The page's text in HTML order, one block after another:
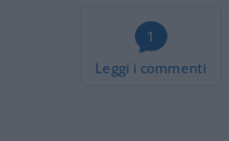
1
Leggi i commenti